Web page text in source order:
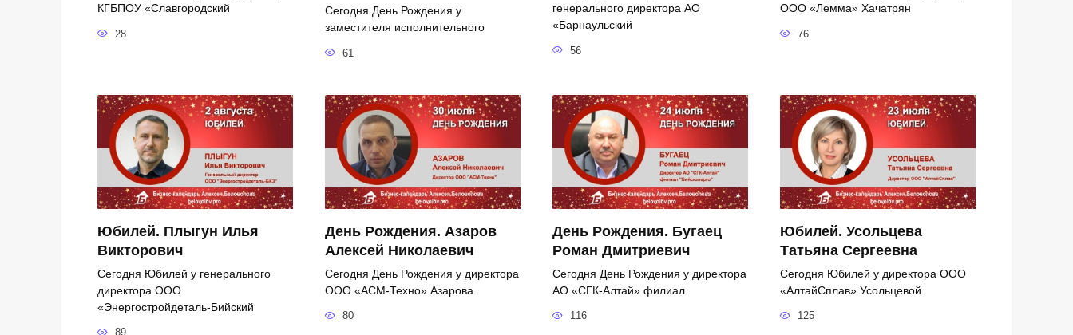
КГБПОУ «Славгородский
28
Сегодня День Рождения у
заместителя исполнительного
61
генерального директора АО
«Барнаульский
56
ООО «Лемма» Хачатрян
76
Юбилей. Плыгун Илья
Викторович
Сегодня Юбилей у генерального
директора ООО
«Энергостройдеталь-Бийский
89
День Рождения. Азаров
Алексей Николаевич
Сегодня День Рождения у директора
ООО «АСМ-Техно» Азарова
80
День Рождения. Бугаец
Роман Дмитриевич
Сегодня День Рождения у директора
АО «СГК-Алтай» филиал
116
Юбилей. Усольцева
Татьяна Сергеевна
Сегодня Юбилей у директора ООО
«АлтайСплав» Усольцевой
125